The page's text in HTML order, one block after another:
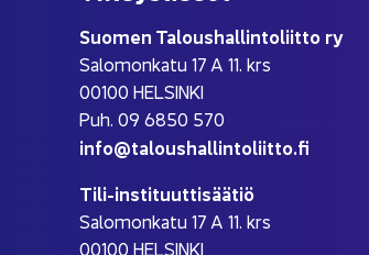
Suo­men Ta­lous­hal­lin­to­liit­to ry
Sa­lo­mon­ka­tu 17 A 11. krs
00100 HEL­SIN­KI
Puh. 09 6850 570
info@ta­lous­hal­lin­to­liit­to.fi
Tili-​instituuttisäätiö
Sa­lo­mon­ka­tu 17 A 11. krs
00100 HEL­SIN­KI